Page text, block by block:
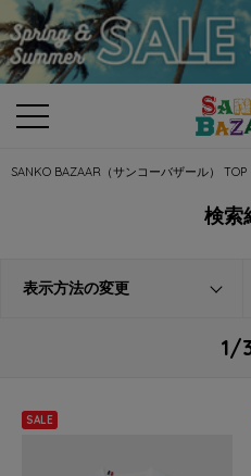
SANKO BAZAAR（サンコーバザール） TOP
検索
表示方法の変更
1/
SALE